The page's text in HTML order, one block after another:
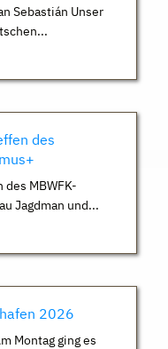
Sebastián Unser
des
MBWFK-
Jagdman und...
2026
Montag ging es